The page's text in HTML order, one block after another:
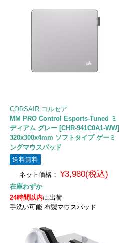
CORSAIR コルセア
MM PRO Control Esports-Tuned ミ
ディアム グレー [CHR-941C0A1-WW]
320x300x4mm ソフトタイプ ゲーミ
ングマウスパッド
送料無料
ネット価格：
¥3,980(税込)
在庫わずか
24時間以内に出荷
手洗い可能 布製マウスパッド